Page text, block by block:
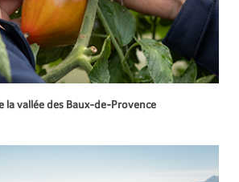
la vallée des Baux-de-Provence